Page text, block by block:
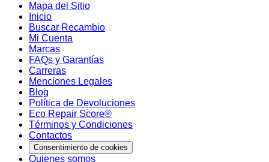
Mapa del Sitio
Inicio
Buscar Recambio
Mi Cuenta
Marcas
FAQs y Garantías
Carreras
Menciones Legales
Blog
Política de Devoluciones
Eco Repair Score®
Términos y Condiciones
Contactos
Consentimiento de cookies
Quienes somos